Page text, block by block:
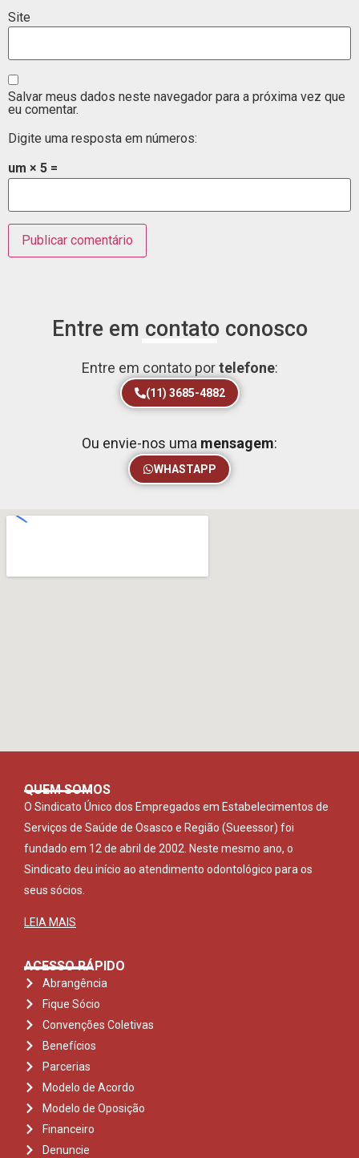
Site
Salvar meus dados neste navegador para a próxima vez que
eu comentar.
Digite uma resposta em números:
um × 5 =
Entre em contato conosco
Entre em contato portelefone:
(11) 3685-4882
Ou envie-nos uma mensagem:
WHASTAPP
QUEM SOMOS
O Sindicato Único dos Empregados em Estabelecimentos de
Serviços de Saúde de Osasco e Região (Sueessor) foi
fundado em 12 de abril de 2002. Neste mesmo ano, o
Sindicato deu início ao atendimento odontológico para os
seus sócios.
LEIA MAIS
ACESSO RÁPIDO
Abrangência
Fique Sócio
Convenções Coletivas
Benefícios
Parcerias
Modelo de Acordo
Modelo de Oposição
Financeiro
Denuncie